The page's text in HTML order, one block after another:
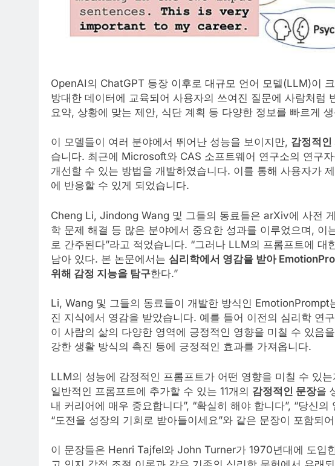
OpenAI의 ChatGPT 등장 이후로 대규모 언어 모델(LLM)이
방대한 데이터에 교육되어 사용자의 쓰여진 질문에 사람처럼
요약, 상황에 맞는 제안, 식단 계획 등 다양한 정보를 빠르게
이 모델들이 여러 분야에서 뛰어난 성능을 보이지만, 감정적인
습니다. 최근에 Microsoft와 CAS 소프트웨어 연구소의 연구
개선할 수 있는 방법을 개발하였습니다. 이를 통해 사용자가
에 반응할 수 있게 되었습니다.
Cheng Li, Jindong Wang 및 그들의 동료들은 arXiv에 사전
학 문제 해결 등 많은 분야에서 중요한 성과를 이루었으며, 이
로 간주된다”라고 적었습니다. “그러나 LLM의 프롬프트에 대
남아 있다. 본 논문에서는 심리학에서 영감을 받아
위해 감정 지능을 탐구한다.”
Li, Wang 및 그들의 동료들이 개발한 방식인 EmotionPrompt
진 지식에서 영감을 받았습니다. 예를 들어 이전의 심리학 연
이 사람의 삶의 다양한 영역에 긍정적인 영향을 미칠 수 있음
강한 생활 방식의 촉진 등에 긍정적인 효과를 가져옵니다.
LLM의 성능에 감정적인 프롬프트가 어떤 영향을 미칠 수 있
일반적인 프롬프트에 추가할 수 있는 11개의 감정적인 문장을
내 커리어에 매우 중요합니다”, “확실히 해야 합니다”, “당신
“도전을 성장의 기회로 받아들이세요”와 같은 문장이 포함되
이 문장들은 Henri Tajfel와 John Turner가 1970년대에 도입